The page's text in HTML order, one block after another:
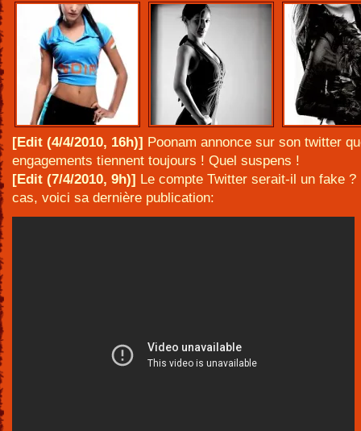
[Edit (4/4/2010, 16h)] Poonam annonce sur son twitter
engagements tiennent toujours ! Quel suspens !
[Edit (7/4/2010, 9h)] Le compte Twitter serait-il un fake ?
cas, voici sa dernière publication: